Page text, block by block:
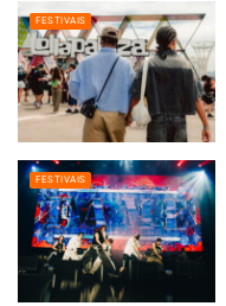
FESTIVAIS
FESTIVAIS